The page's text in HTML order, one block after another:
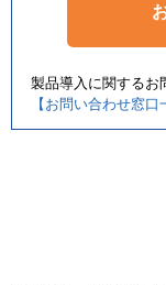
製品導入に関するお
【お問い合わせ窓口